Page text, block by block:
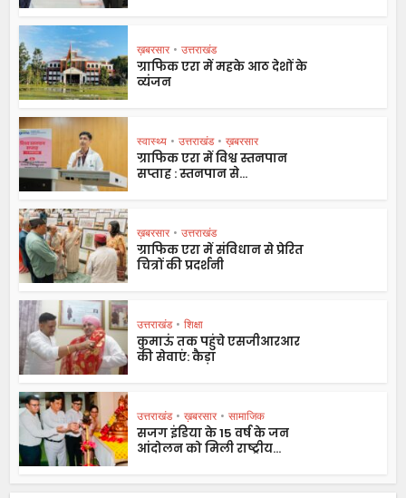
ख़बरसार • उत्तराखंड
ग्राफिक एरा में महके आठ देशों के
व्यंजन
स्वास्थ्य • उत्तराखंड • ख़बरसार
ग्राफिक एरा में विश्व स्तनपान
सप्ताह : स्तनपान से...
ख़बरसार • उत्तराखंड
ग्राफिक एरा में संविधान से प्रेरित
चित्रों की प्रदर्शनी
उत्तराखंड • शिक्षा
कुमाऊं तक पहुंचे एसजीआरआर
की सेवाएं: कैड़ा
उत्तराखंड • ख़बरसार • सामाजिक
सजग इंडिया के 15 वर्ष के जन
आंदोलन को मिली राष्ट्रीय...